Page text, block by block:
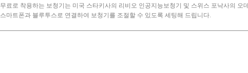
무료로 착용하는 보청기는 미국 스타키사의 리비오 인공지능보청기 및 스위스 포낙사의 오
스마트폰과 블루투스로 연결하여 보청기를 조절할 수 있도록 세팅해 드립니다.